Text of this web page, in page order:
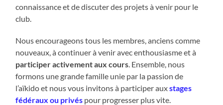
connaissance et de discuter des projets à venir pour le
club.
Nous encourageons tous les membres, anciens comme
nouveaux, à continuer à venir avec enthousiasme et à
participer activement aux cours . Ensemble, nous
formons une grande famille unie par la passion de
l’aïkido et nous vous invitons à participer auxstages
fédéraux ou privés pour progresser plus vite.